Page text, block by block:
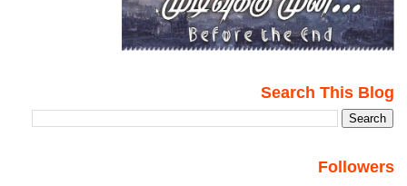
Search This Blog
Followers